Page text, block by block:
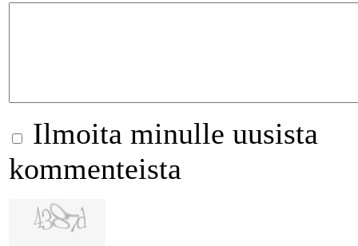
Ilmoita minulle uusista
kommenteista